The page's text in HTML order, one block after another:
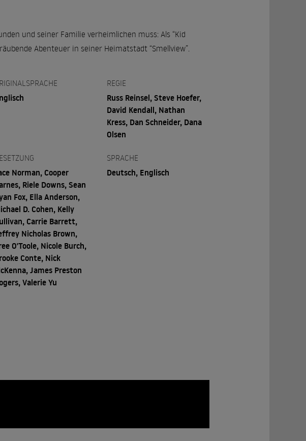
und seiner Familie verheimlichen muss: Als “Kid
Abenteuer in seiner Heimatstadt “Smellview”.
REGIE
Russ Reinsel, Steve Hoefer,
David Kendall, Nathan
Kress, Dan Schneider, Dana
Olsen
Norman, Cooper
Riele Downs, Sean
Fox, Ella Anderson,
D. Cohen, Kelly
Carrie Barrett,
Nicholas Brown,
O'Toole, Nicole Burch,
Conte, Nick
James Preston
Valerie Yu
SPRACHE
Deutsch, Englisch